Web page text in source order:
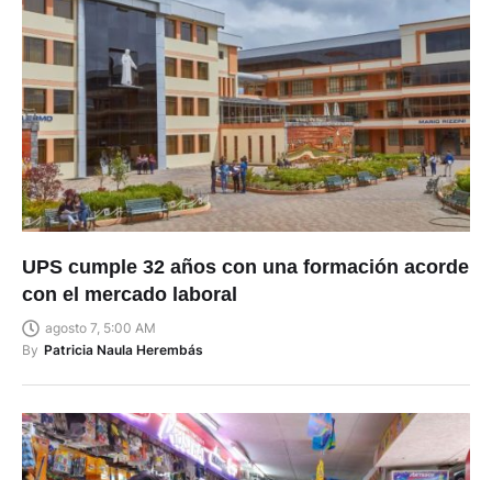
UPS cumple 32 años con una formación acorde
con el mercado laboral
agosto 7, 5:00 AM
By Patricia Naula Herembás